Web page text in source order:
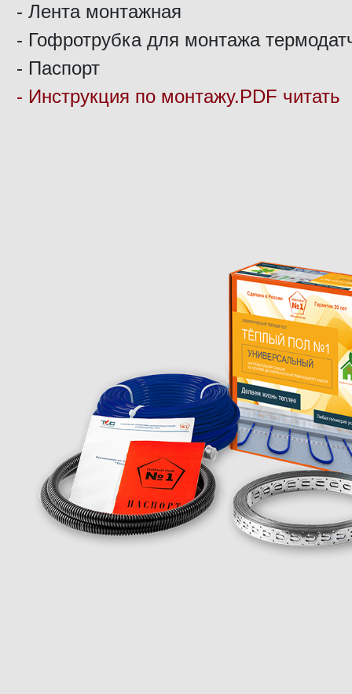
- Лента монтажная
- Гофротрубка для монтажа
- Паспорт
- Инструкция по монтажу.PDF читать